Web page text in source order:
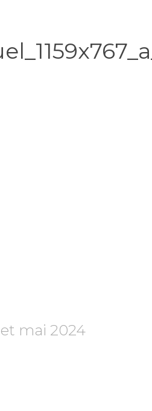
mai 2024